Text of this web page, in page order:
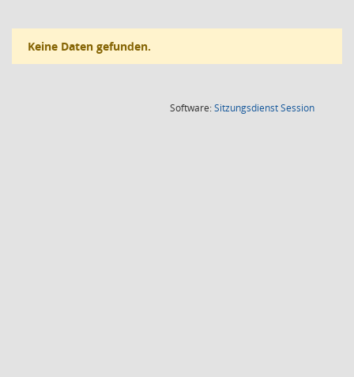
Keine Daten gefunden.
Software:SitzungsdienstSession(Wird in